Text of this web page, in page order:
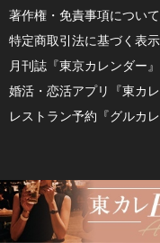
著作権・免責事項について
特定商取引法に基づく表示
月刊誌『東京カレンダー』
婚活・恋活アプリ『東カレ
レストラン予約『グルカ